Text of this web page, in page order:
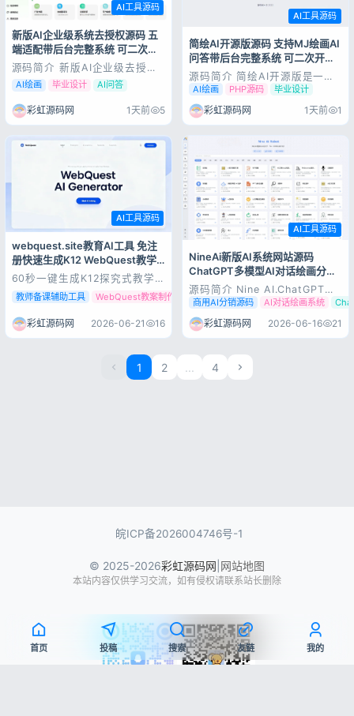
AI工具源码
新版AI企业级系统去授权源码 五
端适配带后台完整系统 可二次开
发毕业设计
源码简介 新版AI企业级去授权
AI系统，uniapp开发实现五端
适配，包含Web网页端、H5、
苹果双端APP。内置AI智能问
答、MJ绘画生成、会员充值、
管理用户权限、会员套餐、绘画
AI绘画 毕业设计 AI问答
彩虹源码网 1天前 5
AI工具源码
简绘AI开源版源码 支持MJ绘画AI
问答带后台完整系统 可二次开发
毕业设计
源码简介 简绘AI开源版是一套
PHP开发的AIGC一体化系统，
集成MJ绘画生成与AI智能问答
两大核心能力。Web端界面简
洁，包含用户中心、绘画生成、
管理用户、生成记录、接口参数
配置，对接绘画与大模型API即
可投...
AI绘画 PHP源码 毕业设计
彩虹源码网 1天前 1
AI工具源码
webquest.site教育AI工具 免注
册快速生成K12 WebQuest教学
任务
60秒一键生成K12探究式教学
任务｜webquest.site 教育AI
工具详细测评 一、工具基础介
教育领域的轻量化AI在线工具，
主打K12阶段WebQuest网络探
教师备课辅助工具 WebQuest教案制作 K12探究任务生成器
彩虹源码网 2026-06-21 16
AI工具源码
NineAi新版AI系统网站源码
ChatGPT多模型AI对话绘画分销
商用程序
源码简介 Nine AI.ChatGPT是
基于ChatGPT开发的一个人工
智能技术驱动的自然语言处理工
具，它能够通过学习和理解人类
的语言来进行对话，还能根据聊
撰写邮件、视频脚本、文案、...
商用AI分销源码 AI对话绘画系统
彩虹源码网 2026-06-16 21
1 2 ... 4
皖ICP备2026004746号-1
© 2025-2026彩虹源码网 网站地图
本站内容仅供学习交流，如有侵权请联系站长删除
首页 投稿 搜索 友链 我的